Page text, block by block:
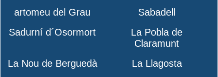
artomeu del Grau
Sabadell
Sadurní d´Osormort
La Pobla de
Claramunt
La Nou de Berguedà
La Llagosta